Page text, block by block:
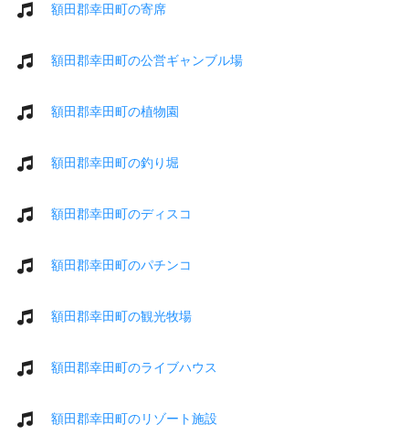
額田郡幸田町の寄席
額田郡幸田町の公営ギャンブル場
額田郡幸田町の植物園
額田郡幸田町の釣り堀
額田郡幸田町のディスコ
額田郡幸田町のパチンコ
額田郡幸田町の観光牧場
額田郡幸田町のライブハウス
額田郡幸田町のリゾート施設